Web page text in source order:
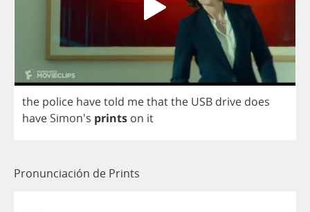
the police havetold methatthe USB drive does
have Simon's prints on it
Pronunciación de Prints